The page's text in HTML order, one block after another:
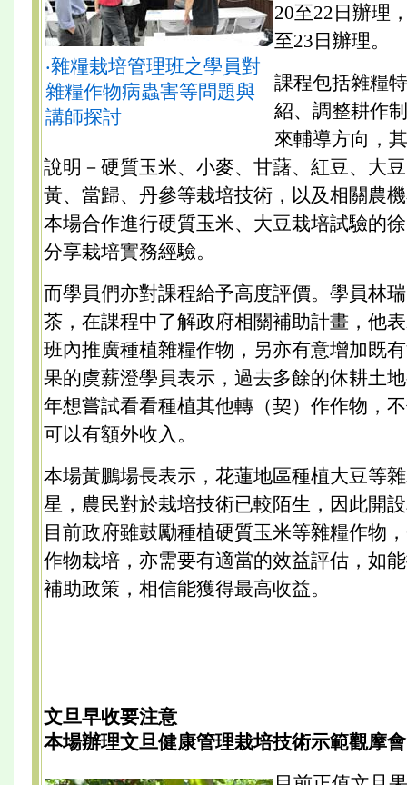
‧雜糧栽培管理班之學員對
雜糧作物病蟲害等問題與
講師探討
20至22日辦理
至23日辦理。
課程包括雜糧
紹、調整耕作
來輔導方向，
說明－硬質玉米、小麥、甘藷、紅豆、大
黃、當歸、丹參等栽培技術，以及相關農
本場合作進行硬質玉米、大豆栽培試驗的
分享栽培實務經驗。
而學員們亦對課程給予高度評價。學員林
茶，在課程中了解政府相關補助計畫，他
班內推廣種植雜糧作物，另亦有意增加既
果的虞薪澄學員表示，過去多餘的休耕土
年想嘗試看看種植其他轉（契）作作物，
可以有額外收入。
本場黃鵬場長表示，花蓮地區種植大豆等
星，農民對於栽培技術已較陌生，因此開
目前政府雖鼓勵種植硬質玉米等雜糧作物
作物栽培，亦需要有適當的效益評估，如
補助政策，相信能獲得最高收益。
文旦早收要注意
本場辦理文旦健康管理栽培技術示範觀摩會